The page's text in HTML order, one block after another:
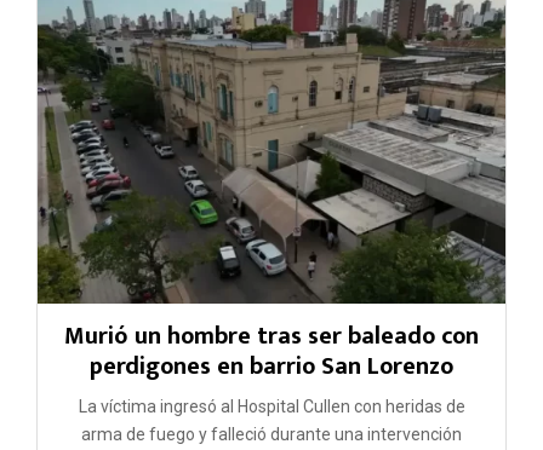
Murió un hombre tras ser baleado con
perdigones en barrio San Lorenzo
La víctima ingresó al Hospital Cullen con heridas de
arma de fuego y falleció durante una intervención